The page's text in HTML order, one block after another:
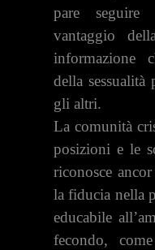
pare
vantaggio
informazione
della
gli altri.
La comunità
posizioni e le
riconosce
la fiducia nella
educabile
fecondo,